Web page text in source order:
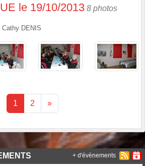
le 19/10/2013 8 photos
Cathy DENIS
1 2 »
+ d'évènements